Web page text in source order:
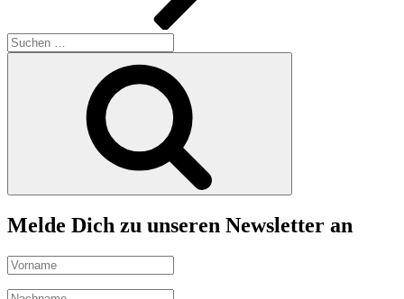
Suchen
nach:
Melde Dich zu unseren Newsletter an